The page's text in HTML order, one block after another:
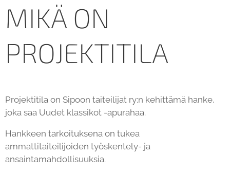
MIKÄ ON
PROJEKTITILA
Projektitila on Sipoon taiteilijat ry:n kehittämä hanke,
joka saa Uudet klassikot -apurahaa.
Hankkeen tarkoituksena on tukea
ammattitaiteilijoiden työskentely- ja
ansaintamahdollisuuksia.